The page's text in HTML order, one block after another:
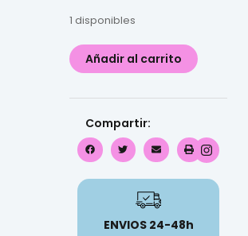
1 disponibles
Añadir al carrito
Compartir:
ENVIOS 24-48h